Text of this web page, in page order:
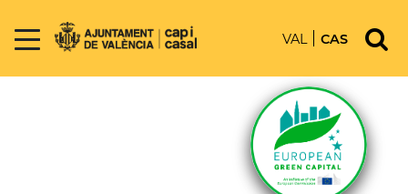
VAL CAS